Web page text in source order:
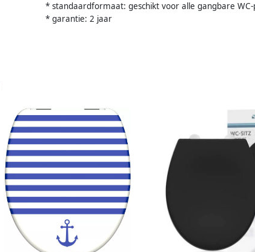
* standaardformaat: geschikt voor alle gangbare
* garantie: 2 jaar